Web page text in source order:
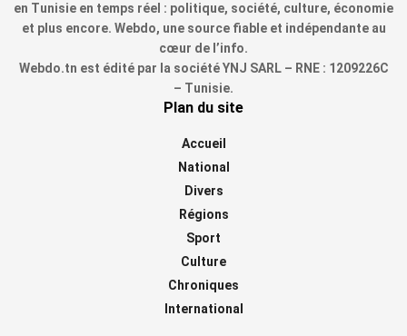
en Tunisie en temps réel : politique, société, culture, économie
et plus encore. Webdo, une source fiable et indépendante au
cœur de l’info.
Webdo.tn est édité par la société YNJ SARL – RNE : 1209226C
– Tunisie.
Plan du site
Accueil
National
Divers
Régions
Sport
Culture
Chroniques
International